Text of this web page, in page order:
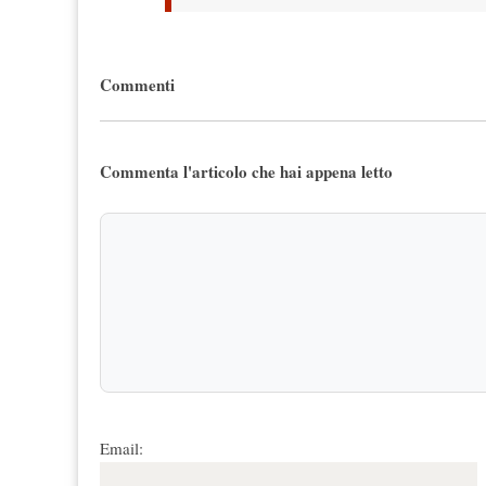
Commenti
Commenta l'articolo che hai appena letto
Email: